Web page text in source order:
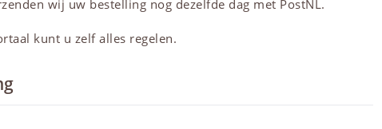
wij uw bestelling nog dezelfde dag met PostNL.
kunt u zelf alles regelen.